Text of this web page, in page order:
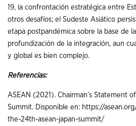
19, la confrontación estratégica entre
otros desafíos; el Sudeste Asiático
etapa postpandémica sobre la base de
profundización de la integración, aun
y global es bien complejo.
Referencias:
ASEAN (2021). Chairman’s Statement
Summit. Disponible en: https://
the-24th-asean-japan-summit/